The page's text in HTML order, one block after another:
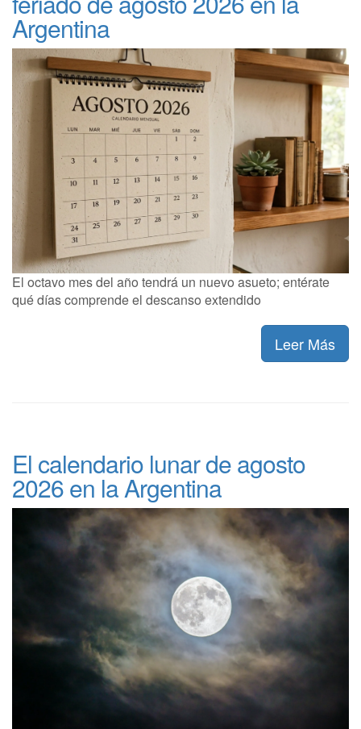
Argentina
El octavo mes del año tendrá un nuevo asueto; entérate
qué días comprende el descanso extendido
Leer Más
El calendario lunar de agosto
2026 en la Argentina